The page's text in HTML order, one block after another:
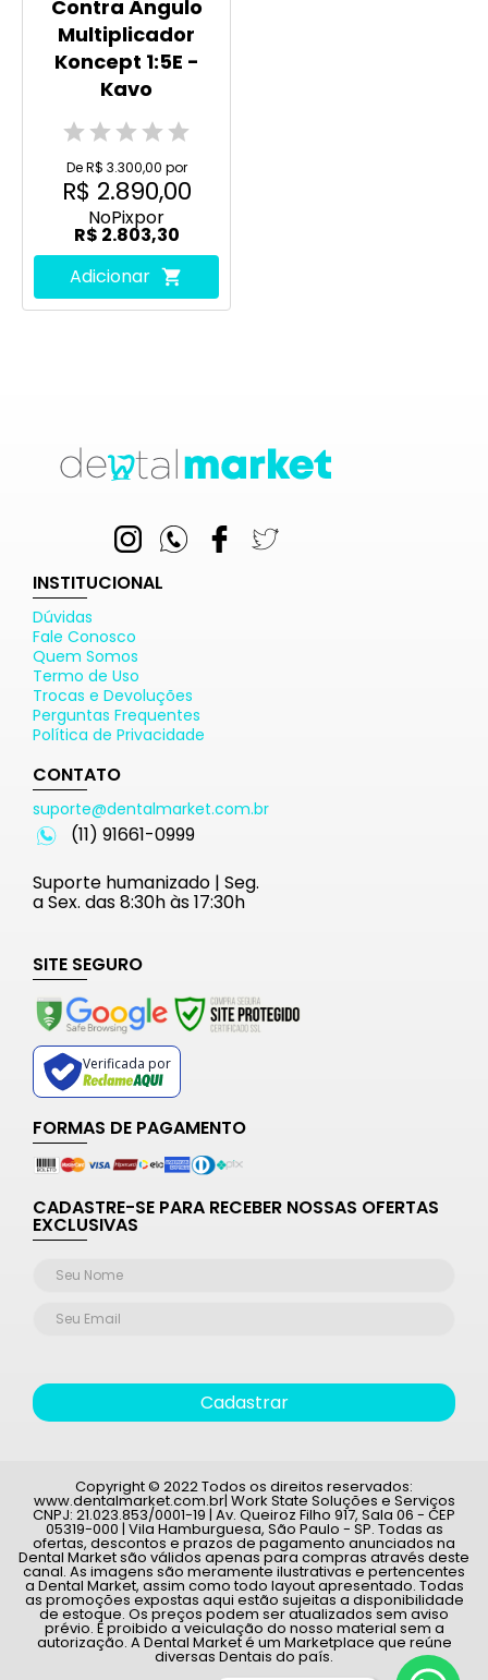
Contra Ângulo
Multiplicador
Koncept 1:5E -
Kavo
De R$ 3.300,00 por
R$ 2.890,00
NoPixpor
R$ 2.803,30
Adicionar
INSTITUCIONAL
Dúvidas
Fale Conosco
Quem Somos
Termo de Uso
Trocas e Devoluções
Perguntas Frequentes
Política de Privacidade
CONTATO
suporte@dentalmarket.com.br
(11) 91661-0999
Suporte humanizado | Seg.
a Sex. das 8:30h às 17:30h
SITE SEGURO
Verificada por
FORMAS DE PAGAMENTO
CADASTRE-SE PARA RECEBER NOSSAS OFERTAS
EXCLUSIVAS
Cadastrar
Copyright © 2022 Todos os direitos reservados:
www.dentalmarket.com.br| Work State Soluções e Serviços
CNPJ: 21.023.853/0001-19 | Av. Queiroz Filho 917, Sala 06 - CEP
05319-000 | Vila Hamburguesa, São Paulo - SP. Todas as
ofertas, descontos e prazos de pagamento anunciados na
Dental Market são válidos apenas para compras através deste
canal. As imagens são meramente ilustrativas e pertencentes
a Dental Market, assim como todo layout apresentado. Todas
as promoções expostas aqui estão sujeitas a disponibilidade
de estoque. Os preços podem ser atualizados sem aviso
prévio. É proibido a veiculação do nosso material sem a
autorização. A Dental Market é um Marketplace que reúne
diversas Dentais do país.